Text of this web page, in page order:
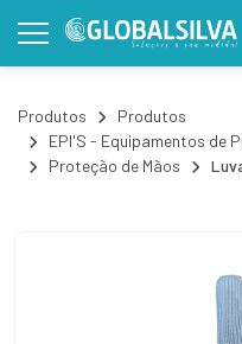
Produtos
Produtos
EPI'S - Equipamentos de
Proteção de Mãos